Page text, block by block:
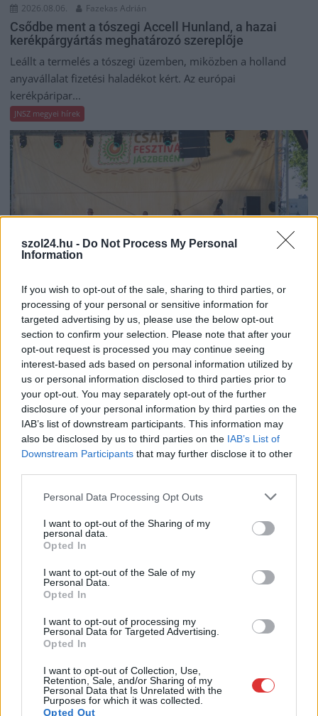
szol24.hu - Do Not Process My Personal
Information
If you wish to opt-out of the sale, sharing to third parties, or
processing of your personal or sensitive information for
targeted advertising by us, please use the below opt-out
section to confirm your selection. Please note that after your
opt-out request is processed you may continue seeing
interest-based ads based on personal information utilized by
us or personal information disclosed to third parties prior to
your opt-out. You may separately opt-out of the further
disclosure of your personal information by third parties on the
IAB’s list of downstream participants. This information may
also be disclosed by us to third parties on the IAB’s List of
Downstream Participants that may further disclose it to other
Please note that this website/app uses one or more Google
not limited to your visit or usage behaviour. You may click to
grant or deny consent to Google and its third-party tags to
use your data for below specified purposes in below Google
consent section.
Personal Data Processing Opt Outs
I want to opt-out of the Sharing of my
personal data.
Opted In
I want to opt-out of the Sale of my
Personal Data.
Opted In
I want to opt-out of processing my
Personal Data for Targeted Advertising.
Opted In
I want to opt-out of Collection, Use,
Retention, Sale, and/or Sharing of my
Personal Data that Is Unrelated with the
Purposes for which it was collected.
Opted Out
2026.08.06. Fazekas Adrián
Csődbe ment a tószegi Accell Hunland, a hazai
kerékpárgyártás meghatározó szereplője
Leállt a termelés a tószegi üzemben, miközben a holland
anyavállalat fizetési haladékot kért. Az európai
kerékpáripar...
JNSZ megyei hírek
2026.08.05. szol24.hu
Tánccal, zeneszóval és vásárral telik meg
Jászberény, indul a Csángó Fesztivál
Ismét a Kárpát-medencei folklór és a hagyományőrzés
központjává válik Jászberény, ma indul a XXXIV. Csángó
Fesztivált....
JNSZ megyei hírek